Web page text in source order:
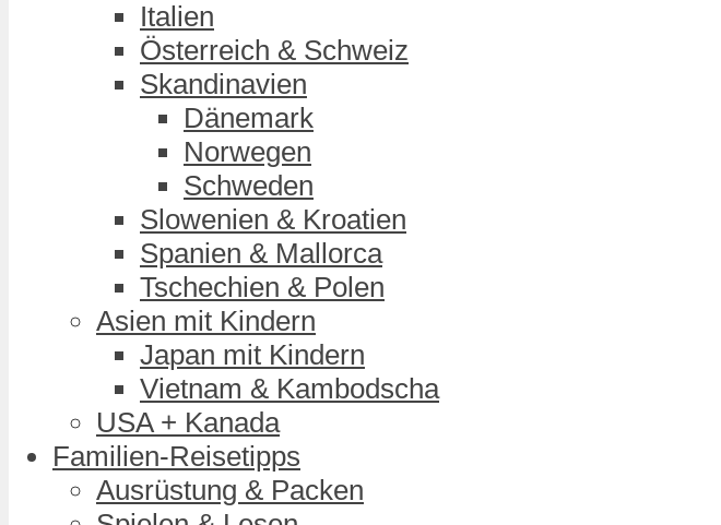
Italien
Österreich & Schweiz
Skandinavien
Dänemark
Norwegen
Schweden
Slowenien & Kroatien
Spanien & Mallorca
Tschechien & Polen
Asien mit Kindern
Japan mit Kindern
Vietnam & Kambodscha
USA + Kanada
Familien-Reisetipps
Ausrüstung & Packen